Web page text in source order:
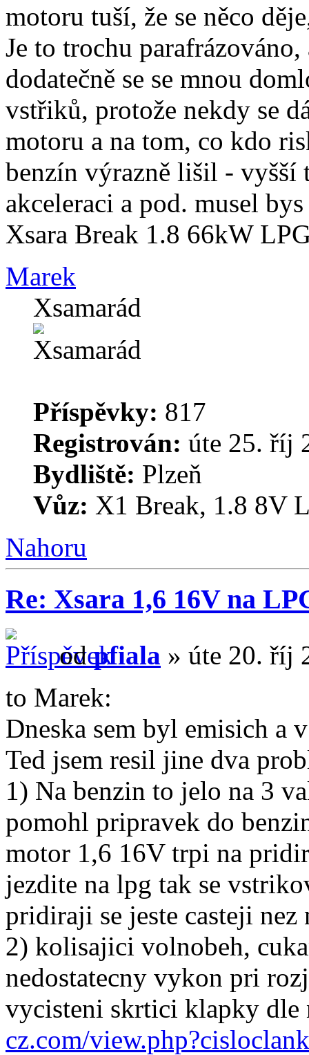
motoru tuší, že se něco
Je to trochu
dodatečně se se mnou
vstřiků, protože nekdy se
motoru a na tom, co kdo
benzín výrazně lišil - vyšší
akceleraci a pod. musel
Xsara Break 1.8 66kW
Marek
Xsamarád
Příspěvky: 817
Registrován: úte 25. říj
Bydliště: Plzeň
Vůz: X1 Break, 1.8 8V
Nahoru
Re: Xsara 1,6 16V na
odpfiala » úte 20. říj
to Marek:
Dneska sem byl emisich a
Ted jsem resil jine dva
1) Na benzin to jelo na 3
pomohl pripravek do
motor 1,6 16V trpi na
jezdite na lpg tak se
pridiraji se jeste casteji nez
2) kolisajici volnobeh,
nedostatecny vykon pri
vycisteni skrtici klapky dle
cz.com/